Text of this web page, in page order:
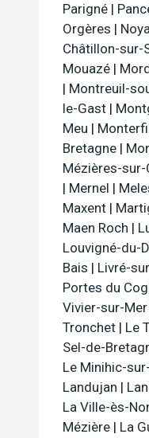
Parigné |
Orgères |
Châtillon-sur-
Mouazé |
| Montreuil-
le-Gast |
Meu |
Bretagne |
Mézières-sur-
| Mernel |
Maxent |
Maen Roch |
Louvigné-du-
Bais | Livré-
Portes du
Vivier-sur-Mer
Tronchet | Le
Sel-de-
Le Minihic-
Landujan |
La Ville-ès-
Mézière | La